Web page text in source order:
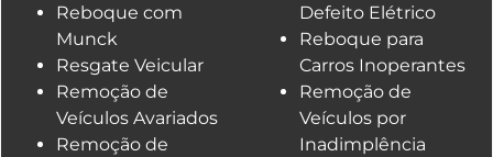
Reboque com
Munck
Resgate Veicular
Remoção de
Veículos Avariados
Remoção de
Defeito Elétrico
Reboque para
Carros Inoperantes
Remoção de
Veículos por
Inadimplência